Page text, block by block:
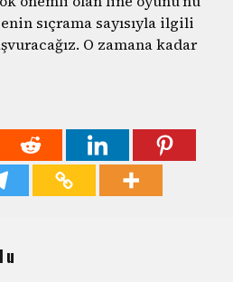
sıçrama sayısıyla ilgili
O zamana kadar